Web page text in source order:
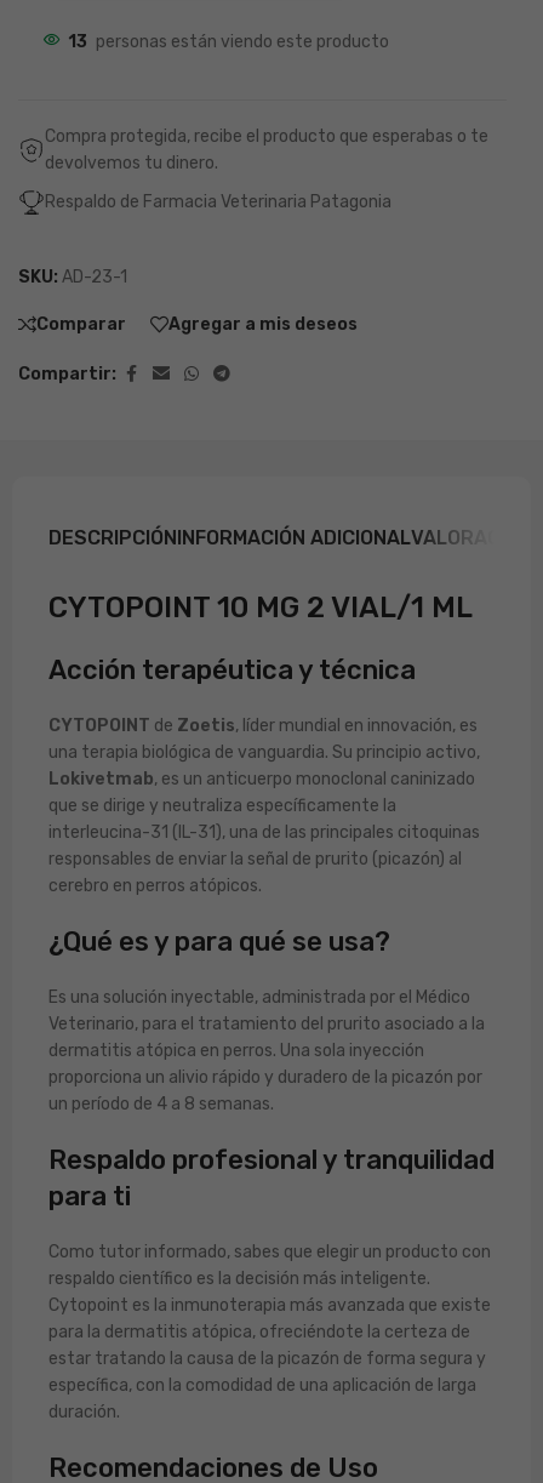
13 personas están viendo este producto
Compra protegida, recibe el producto que esperabas o te
devolvemos tu dinero.
Respaldo de Farmacia Veterinaria Patagonia
SKU: AD-23-1
Comparar Agregar a mis deseos
Compartir:
DESCRIPCIÓN INFORMACIÓN ADICIONAL
CYTOPOINT 10 MG 2 VIAL/1 ML
Acción terapéutica y técnica
CYTOPOINT de Zoetis, líder mundial en innovación, es
una terapia biológica de vanguardia. Su principio activo,
Lokivetmab, es un anticuerpo monoclonal caninizado
que se dirige y neutraliza específicamente la
interleucina-31 (IL-31), una de las principales citoquinas
responsables de enviar la señal de prurito (picazón) al
cerebro en perros atópicos.
¿Qué es y para qué se usa?
Es una solución inyectable, administrada por el Médico
Veterinario, para el tratamiento del prurito asociado a la
dermatitis atópica en perros. Una sola inyección
proporciona un alivio rápido y duradero de la picazón por
un período de 4 a 8 semanas.
Respaldo profesional y tranquilidad
para ti
Como tutor informado, sabes que elegir un producto con
respaldo científico es la decisión más inteligente.
Cytopoint es la inmunoterapia más avanzada que existe
para la dermatitis atópica, ofreciéndote la certeza de
estar tratando la causa de la picazón de forma segura y
específica, con la comodidad de una aplicación de larga
duración.
Recomendaciones de Uso